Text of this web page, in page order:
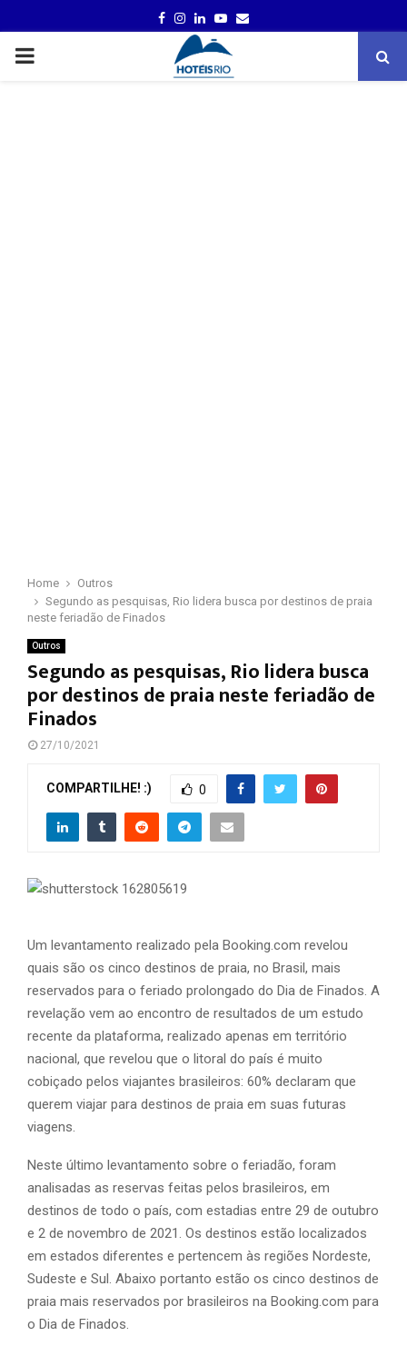
FACEBOOK
INSTAGRAM
LINKEDINYOUTUBE
EMAIL
PRIMARY
Home
Outros
Segundo as pesquisas, Rio lidera busca por destinos de praia
neste feriadão de Finados
Outros
Segundo as pesquisas, Rio lidera busca
por destinos de praia neste feriadão de
Finados
27/10/2021
COMPARTILHE! :) 0
Um levantamento realizado pela Booking.com revelou
quais são os cinco destinos de praia, no Brasil, mais
reservados para o feriado prolongado do Dia de Finados. A
revelação vem ao encontro de resultados de um estudo
recente da plataforma, realizado apenas em território
nacional, que revelou que o litoral do país é muito
cobiçado pelos viajantes brasileiros: 60% declaram que
querem viajar para destinos de praia em suas futuras
viagens.
Neste último levantamento sobre o feriadão, foram
analisadas as reservas feitas pelos brasileiros, em
destinos de todo o país, com estadias entre 29 de outubro
e 2 de novembro de 2021. Os destinos estão localizados
em estados diferentes e pertencem às regiões Nordeste,
Sudeste e Sul. Abaixo portanto estão os cinco destinos de
praia mais reservados por brasileiros na Booking.com para
o Dia de Finados.